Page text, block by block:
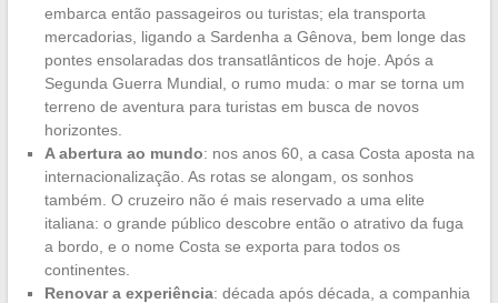
embarca então passageiros ou turistas; ela transporta
mercadorias, ligando a Sardenha a Gênova, bem longe das
pontes ensolaradas dos transatlânticos de hoje. Após a
Segunda Guerra Mundial, o rumo muda: o mar se torna um
terreno de aventura para turistas em busca de novos
horizontes.
A abertura ao mundo: nos anos 60, a casa Costa aposta na
internacionalização. As rotas se alongam, os sonhos
também. O cruzeiro não é mais reservado a uma elite
italiana: o grande público descobre então o atrativo da fuga
a bordo, e o nome Costa se exporta para todos os
continentes.
Renovar a experiência: década após década, a companhia